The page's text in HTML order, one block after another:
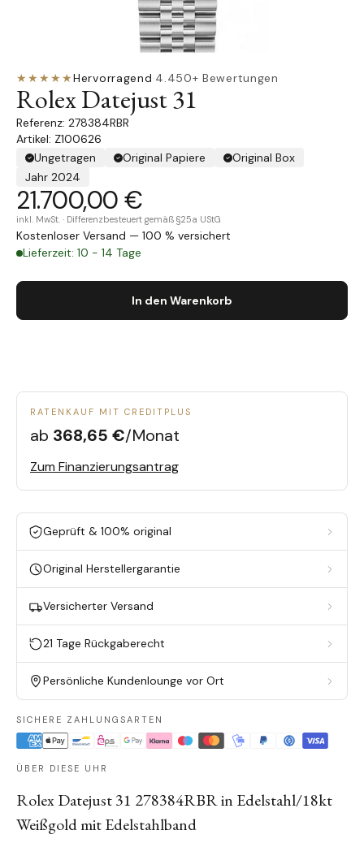
★★★★★Hervorragend·4.450+ Bewertungen
Rolex Datejust 31
278384RBR
Artikel: Z100626
Ungetragen
Original Papiere
Original Box
Jahr 2024
21.700,00 €
inkl. MwSt. · Differenzbesteuert gemäß §25a UStG
Kostenloser Versand — 100 % versichert
Lieferzeit: 10 - 14 Tage
In den Warenkorb
RATENKAUF MIT CREDITPLUS
ab 368,65 €/Monat
Zum Finanzierungsantrag
Geprüft & 100% original
Original Herstellergarantie
Versicherter Versand
21 Tage Rückgaberecht
Persönliche Kundenlounge vor Ort
SICHERE ZAHLUNGSARTEN
ÜBER DIESE UHR
Rolex Datejust 31 278384RBR in Edelstahl/18kt
Weißgold mit Edelstahlband